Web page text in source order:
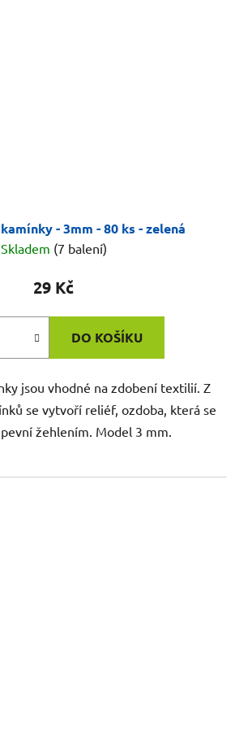
- 3mm - 80 ks - zelená
Skladem (7 balení)
29 Kč
DO KOŠÍKU
jsou vhodné na zdobení textilií. Z
se vytvoří reliéf, ozdoba, která se
žehlením. Model 3 mm.